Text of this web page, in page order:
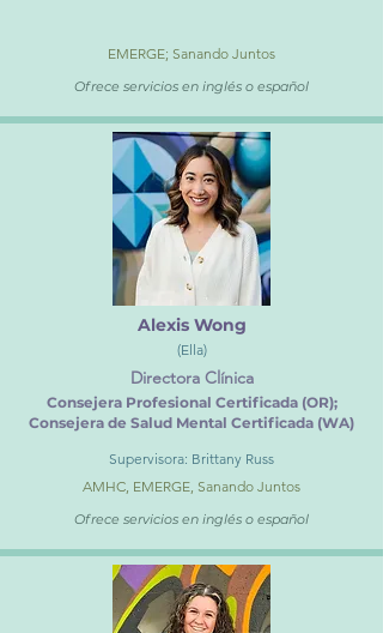
EMERGE; Sanando Juntos
Ofrece servicios en inglés o español
Alexis Wong
(Ella)
Directora Clínica
Consejera Profesional Certificada (OR);
Consejera de Salud Mental Certificada (WA)
Supervisora: Brittany Russ
AMHC, EMERGE, Sanando Juntos
Ofrece servicios en inglés o español